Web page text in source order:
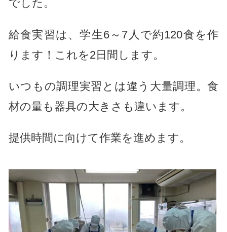
でした。
給食実習は、学生6～7人で約120食を作
ります！これを2日間します。
いつもの調理実習とは違う大量調理。食
材の量も器具の大きさも違います。
提供時間に向けて作業を進めます。